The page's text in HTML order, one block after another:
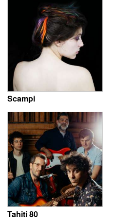
Scampi
Tahiti 80